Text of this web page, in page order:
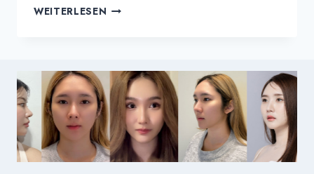
WEITERLESEN HONG'S
IN-
ONE
GESICHTS-
UND
KÖRPERTRANSFORMATION
BEI